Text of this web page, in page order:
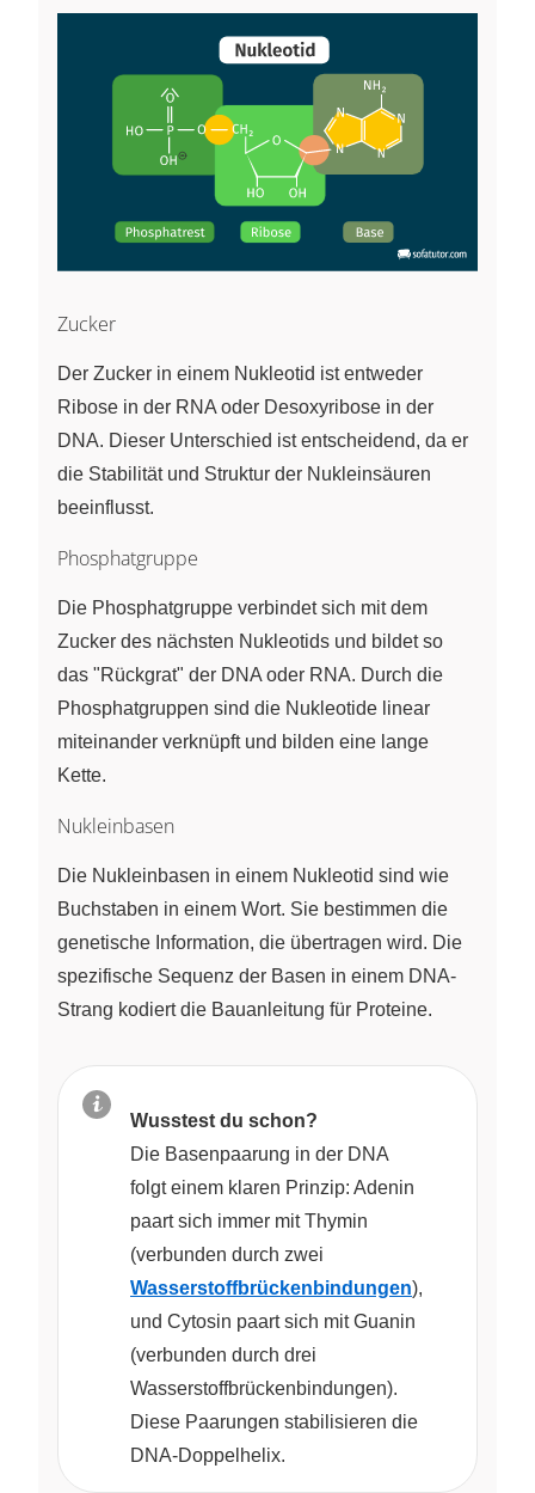
Zucker
Der Zucker in einem Nukleotid ist entweder
Ribose in der RNA oder Desoxyribose in der
DNA. Dieser Unterschied ist entscheidend, da er
die Stabilität und Struktur der Nukleinsäuren
beeinflusst.
Phosphatgruppe
Die Phosphatgruppe verbindet sich mit dem
Zucker des nächsten Nukleotids und bildet so
das "Rückgrat" der DNA oder RNA. Durch die
Phosphatgruppen sind die Nukleotide linear
miteinander verknüpft und bilden eine lange
Kette.
Nukleinbasen
Die Nukleinbasen in einem Nukleotid sind wie
Buchstaben in einem Wort. Sie bestimmen die
genetische Information, die übertragen wird. Die
spezifische Sequenz der Basen in einem DNA-
Strang kodiert die Bauanleitung für Proteine.
Wusstest du schon?
Die Basenpaarung in der DNA
folgt einem klaren Prinzip: Adenin
paart sich immer mit Thymin
(verbunden durch zwei
Wasserstoffbrückenbindungen),
und Cytosin paart sich mit Guanin
(verbunden durch drei
Wasserstoffbrückenbindungen).
Diese Paarungen stabilisieren die
DNA-Doppelhelix.